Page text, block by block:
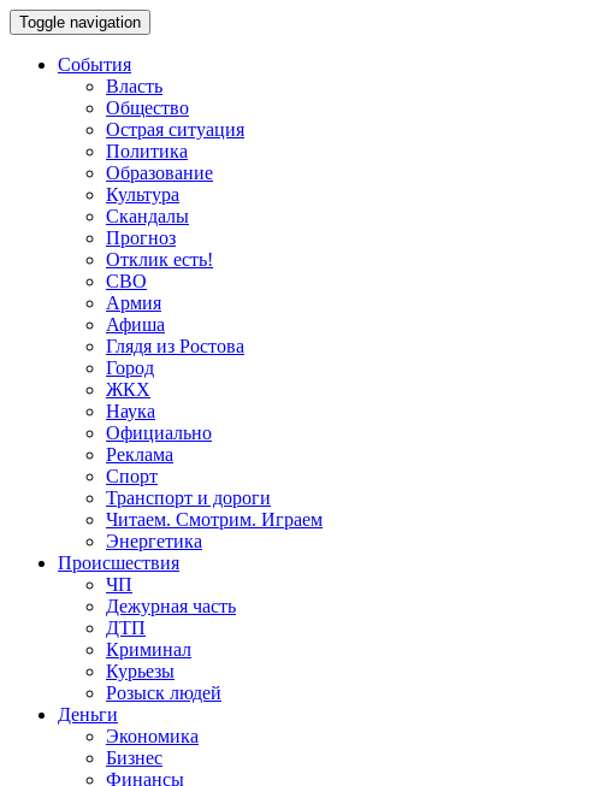
Toggle navigation
События
Власть
Общество
Острая ситуация
Политика
Образование
Культура
Скандалы
Прогноз
Отклик есть!
СВО
Армия
Афиша
Глядя из Ростова
Город
ЖКХ
Наука
Официально
Реклама
Спорт
Транспорт и дороги
Читаем. Смотрим. Играем
Энергетика
Происшествия
ЧП
Дежурная часть
ДТП
Криминал
Курьезы
Розыск людей
Деньги
Экономика
Бизнес
Финансы